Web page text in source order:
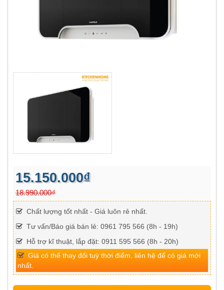
15.150.000₫
18.990.000₫
Chất lượng tốt nhất - Giá luôn rẻ nhất.
Tư vấn/Báo giá bán lẻ: 0961 795 566 (8h - 19h)
Hỗ trợ kĩ thuật, lắp đặt: 0911 595 566 (8h - 20h)
Giá có thể thay đổi tuỳ thời điểm, liên hệ để có giá mới
nhất.